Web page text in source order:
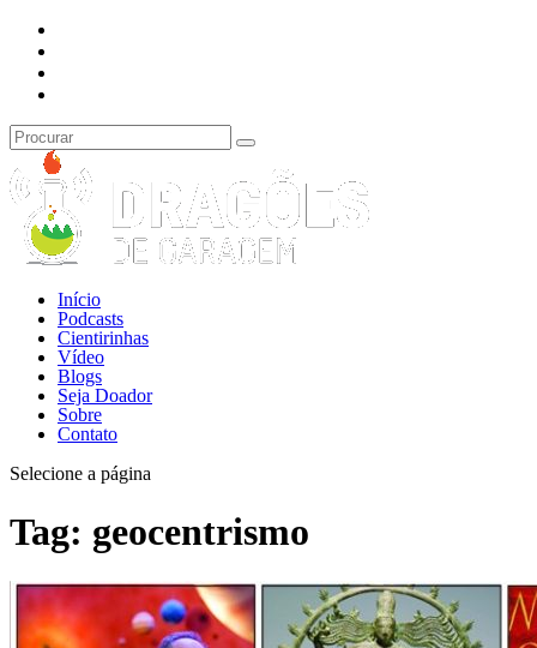
Início
Podcasts
Cientirinhas
Vídeo
Blogs
Seja Doador
Sobre
Contato
Selecione a página
Tag: geocentrismo